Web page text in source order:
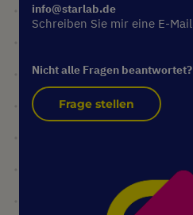
info@starlab.de
Schreiben Sie mir eine E-Mail
Nicht alle Fragen beantwortet?
Frage stellen